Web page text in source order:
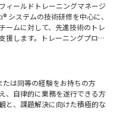
ィールドトレーニングマネージ
システムの技術研修を中心に、
ームに対して、先進技術のトレ
援します。トレーニングプログ
客の教育活動をサポートする
境で、da Vinci® Surgical Syste
修やスキルアップのための社
たは同等の経験をお持ちの方
、自律的に業務を遂行できる方
と、課題解決に向けた積極的な